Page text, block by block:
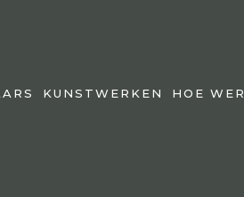
KUNSTWERKEN HOE